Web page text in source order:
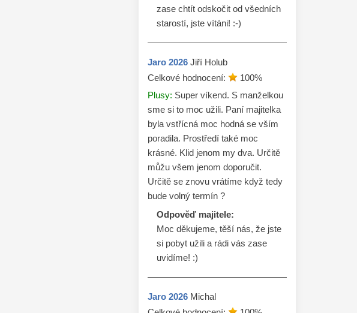
zase chtít odskočit od všedních
starostí, jste vítáni! :-)
Jaro 2026 Jiří Holub
Celkové hodnocení:
100%
Plusy: Super víkend. S manželkou
sme si to moc užili. Paní majitelka
byla vstřícná moc hodná se vším
poradila. Prostředí také moc
krásné. Klid jenom my dva. Určitě
můžu všem jenom doporučit.
Určitě se znovu vrátíme když tedy
bude volný termín ?
Odpověď majitele:
Moc děkujeme, těší nás, že jste
si pobyt užili a rádi vás zase
uvidíme! :)
Jaro 2026 Michal